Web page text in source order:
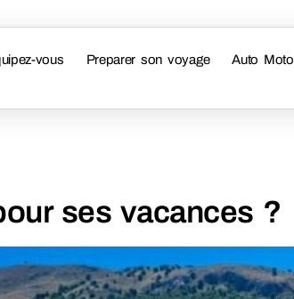
vous Preparer son voyage Auto Moto
ses vacances ?